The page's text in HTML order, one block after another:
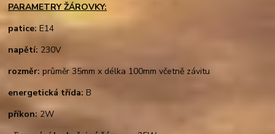
PARAMETRY ŽÁROVKY:
patice: E14
napětí: 230V
rozměr: průměr 35mm x délka 100mm včetně závitu
energetická třída: B
příkon:2W